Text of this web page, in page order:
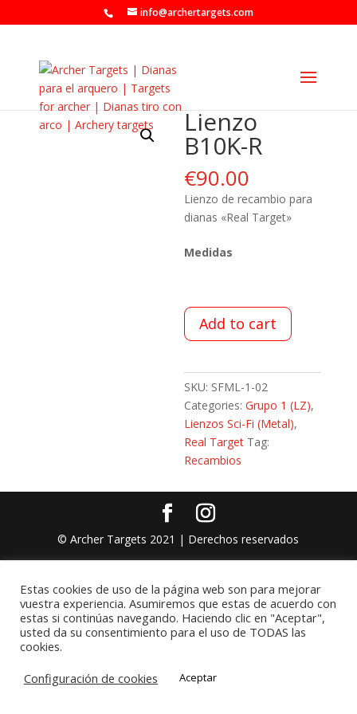
info@archertargets.com
Lienzo
B10K-R
€90.00
Lienzo de recambio para
dianas «Real Target»
Medidas
Add to cart
SKU: SFML-1-02
Categories:Grupo 1 (LZ),
Lienzos Sci-Fi (Metal),
Real Target Tag:
Recambios
© Archer Targets 2021 | Derechos reservados
Estas cookies de uso de la página web son para mejorar
vuestra experiencia. Asumiremos que estas de acuerdo con
estas si continúas navegando. Haciendo clic en "Aceptar",
usted da su consentimiento para el uso de TODAS las
cookies.
Configuración de cookies
Aceptar